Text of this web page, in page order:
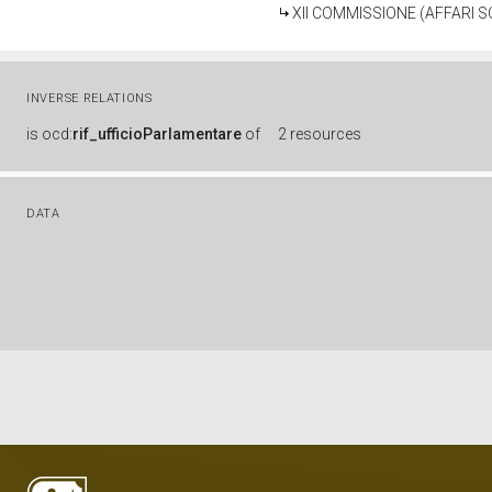
XII COMMISSIONE (AFFARI
INVERSE RELATIONS
is ocd:rif_ufficioParlamentare of 2 resources
DATA